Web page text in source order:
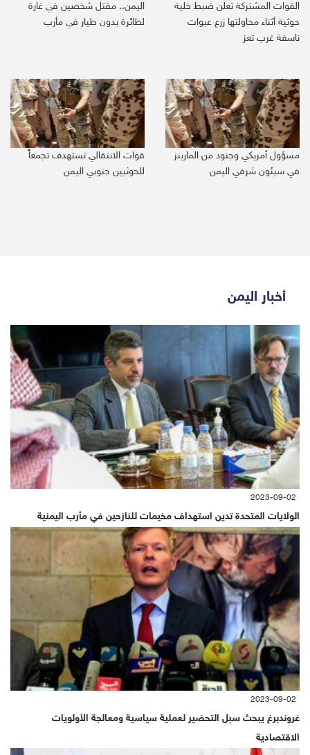
القوات المشتركة تعلن ضبط خلية
حوثية أثناء محاولتها زرع عبوات
ناسفة غرب تعز
اليمن.. مقتل شخصين في غارة
لطائرة بدون طيار في مأرب
مسؤول أمريكي وجنود من المارينز
في سيئون شرقي اليمن
قوات الانتقالي تستهدف تجمعاً
للحوثيين جنوبي اليمن
أخبار اليمن
2023-09-02
الولايات المتحدة تدين استهداف مخيمات للنازحين في مأرب اليمنية
2023-09-02
غروندبرغ يبحث سبل التحضير لعملية سياسية ومعالجة الأولويات
الاقتصادية